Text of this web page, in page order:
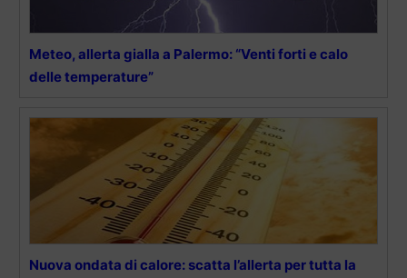
Meteo, allerta gialla a Palermo: “Venti forti e calo
delle temperature”
Nuova ondata di calore: scatta l’allerta per tutta la